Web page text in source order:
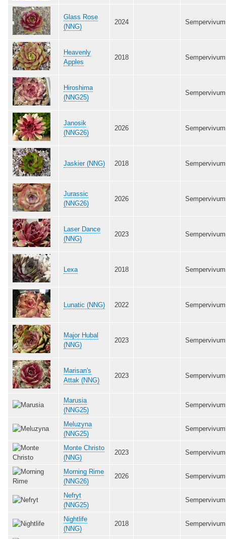
Glass Rose
(NNG)
2024 Sempervivum
Heavenly
Apples
2018 Sempervivum
Hiroshima
(NNG25)
Sempervivum
Janosik
(NNG26)
2026 Sempervivum
Jaskier (NNG) 2018 Sempervivum
Jurassic
(NNG26)
2026 Sempervivum
Laser Dance
(NNG)
2023 Sempervivum
Lexa 2018 Sempervivum
Lunatic (NNG) 2022 Sempervivum
Major Hubal
(NNG)
2023 Sempervivum
Marisan's
Attak (NNG)
2023 Sempervivum
Marusia
(NNG25)
Sempervivum
Meluzyna
(NNG25)
Sempervivum
Monte Christo
(NNG)
2023 Sempervivum
Morning Rime
(NNG26)
2026 Sempervivum
Nefryt
(NNG25)
Sempervivum
Nightlife
(NNG)
2018 Sempervivum